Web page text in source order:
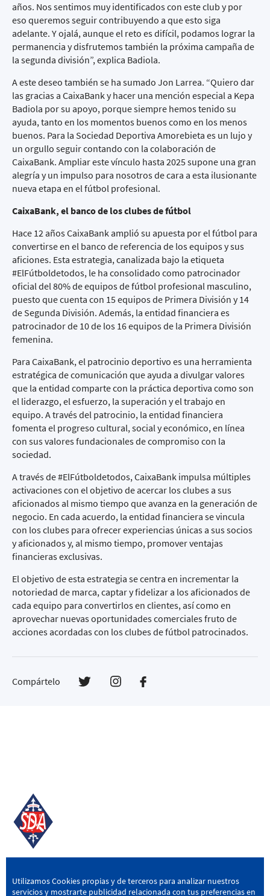
años. Nos sentimos muy identificados con este club y por
eso queremos seguir contribuyendo a que esto siga
adelante. Y ojalá, aunque el reto es difícil, podamos lograr la
permanencia y disfrutemos también la próxima campaña de
la segunda división”, explica Badiola.
A este deseo también se ha sumado Jon Larrea. “Quiero dar
las gracias a CaixaBank y hacer una mención especial a Kepa
Badiola por su apoyo, porque siempre hemos tenido su
ayuda, tanto en los momentos buenos como en los menos
buenos. Para la Sociedad Deportiva Amorebieta es un lujo y
un orgullo seguir contando con la colaboración de
CaixaBank. Ampliar este vínculo hasta 2025 supone una gran
alegría y un impulso para nosotros de cara a esta ilusionante
nueva etapa en el fútbol profesional.
CaixaBank, el banco de los clubes de fútbol
Hace 12 años CaixaBank amplió su apuesta por el fútbol para
convertirse en el banco de referencia de los equipos y sus
aficiones. Esta estrategia, canalizada bajo la etiqueta
#ElFútboldetodos, le ha consolidado como patrocinador
oficial del 80% de equipos de fútbol profesional masculino,
puesto que cuenta con 15 equipos de Primera División y 14
de Segunda División. Además, la entidad financiera es
patrocinador de 10 de los 16 equipos de la Primera División
femenina.
Para CaixaBank, el patrocinio deportivo es una herramienta
estratégica de comunicación que ayuda a divulgar valores
que la entidad comparte con la práctica deportiva como son
el liderazgo, el esfuerzo, la superación y el trabajo en
equipo. A través del patrocinio, la entidad financiera
fomenta el progreso cultural, social y económico, en línea
con sus valores fundacionales de compromiso con la
sociedad.
A través de#ElFútboldetodos, CaixaBank impulsa múltiples
activaciones con el objetivo de acercar los clubes a sus
aficionados al mismo tiempo que avanza en la generación de
negocio. En cada acuerdo, la entidad financiera se vincula
con los clubes para ofrecer experiencias únicas a sus socios
y aficionados y, al mismo tiempo, promover ventajas
financieras exclusivas.
El objetivo de esta estrategia se centra en incrementar la
notoriedad de marca, captar y fidelizar a los aficionados de
cada equipo para convertirlos en clientes, así como en
aprovechar nuevas oportunidades comerciales fruto de
acciones acordadas con los clubes de fútbol patrocinados.
Compártelo
SD AMOREBIETA
Utilizamos Cookies propias y de terceros para analizar nuestros
servicios y mostrarte publicidad relacionada con tus preferencias en